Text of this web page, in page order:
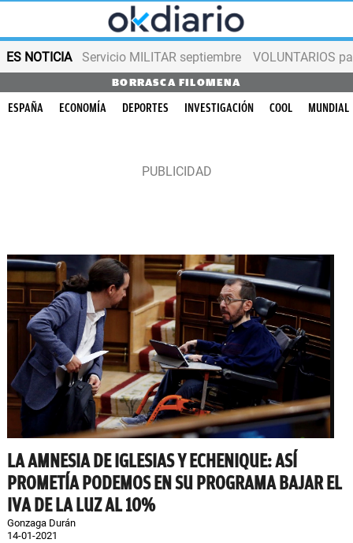
ES NOTICIA Servicio MILITAR septiembre VOLUNTARIOS
BORRASCA FILOMENA
ESPAÑA ECONOMÍA DEPORTES INVESTIGACIÓN COOL MUNDIAL
LA AMNESIA DE IGLESIAS Y ECHENIQUE: ASÍ
PROMETÍA PODEMOS EN SU PROGRAMA BAJAR EL
IVA DE LA LUZ AL 10%
Gonzaga Durán
14-01-2021